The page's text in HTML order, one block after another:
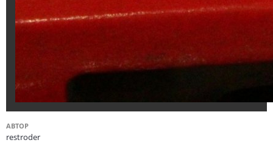
АВТОР
restroder